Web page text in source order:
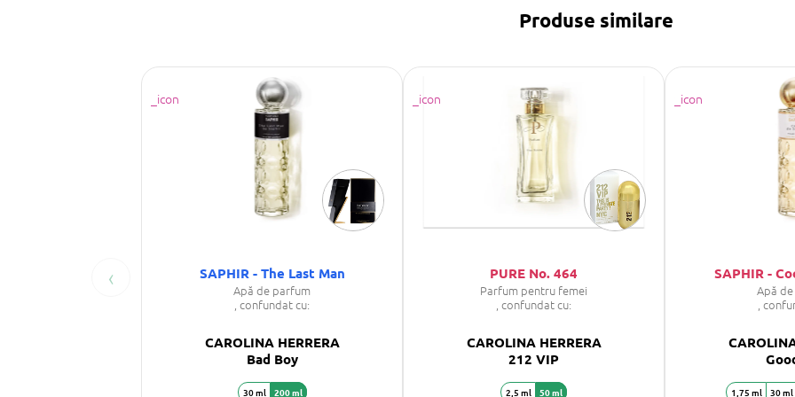
Produse similare
‹ SAPHIR - The Last Man
Apă de parfum
, confundat cu:
CAROLINA HERRERA
Bad Boy
30 ml 200 ml
PURE No. 464
Parfum pentru femei
, confundat cu:
CAROLINA HERRERA
212 VIP
2,5 ml 50 ml
SAPHIR -
Apă
,
1,75 ml 30 ml